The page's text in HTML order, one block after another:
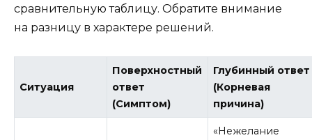
сравнительную таблицу. Обратите внимание
на разницу в характере решений.
Ситуация
Поверхностный
ответ
(Симптом)
Глубинный ответ
(Корневая
причина)
«Нежелание